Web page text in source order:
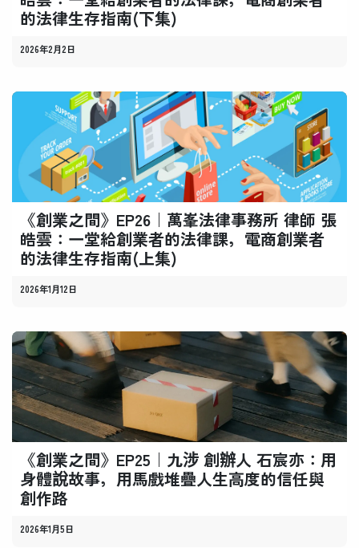
的法律生存指南(下集)
2026年2月2日
《創業之間》EP26｜萬峯法律事務所 律師 張
皓雲：一堂給創業者的法律課，電商創業者
的法律生存指南(上集)
2026年1月12日
《創業之間》EP25｜九涉 創辦人 石宸亦：用
身體說故事，用馬戲堆疊人生高度的信任與
創作路
2026年1月5日